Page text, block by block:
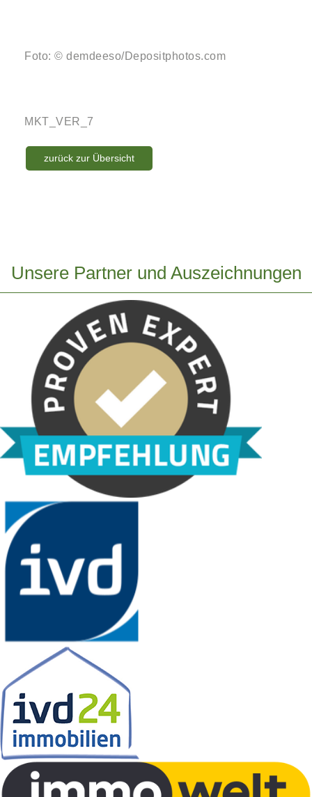
Foto: © demdeeso/Depositphotos.com
MKT_VER_7
zurück zur Übersicht
Unsere Partner und Auszeichnungen